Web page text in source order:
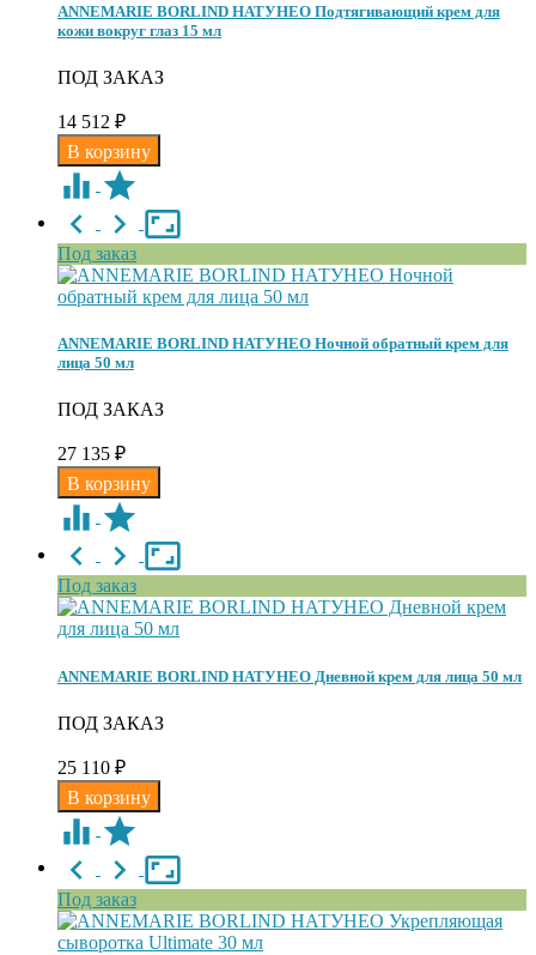
ANNEMARIE BORLIND НАТУНЕО Подтягивающий крем для
кожи вокруг глаз 15 мл
ПОД ЗАКАЗ
14 512 ₽
Под заказ
ANNEMARIE BORLIND НАТУНЕО Ночной обратный крем для
лица 50 мл
ПОД ЗАКАЗ
27 135 ₽
Под заказ
ANNEMARIE BORLIND НАТУНЕО Дневной крем для лица 50 мл
ПОД ЗАКАЗ
25 110 ₽
Под заказ